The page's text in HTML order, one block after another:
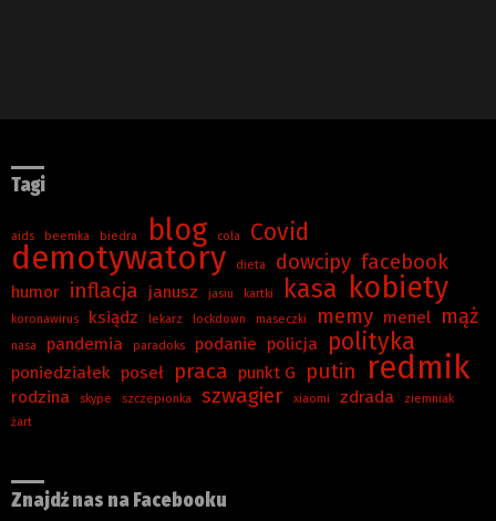
Tagi
aids beemka biedra blog cola Covid
demotywatory dieta dowcipy facebook
humor inflacja janusz jasiu kartki kasa kobiety
koronawirus ksiądz lekarz lockdown maseczki memy menel mąż
nasa pandemia paradoks podanie policja polityka
poniedziałek poseł praca punkt G putin redmik
rodzina skype szczepionka szwagier xiaomi zdrada
ziemniak
żart
Znajdź nas na Facebooku